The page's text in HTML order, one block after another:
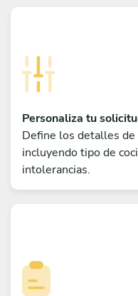
Personaliza tu
Define los detalles
incluyendo tipo de
intolerancias.